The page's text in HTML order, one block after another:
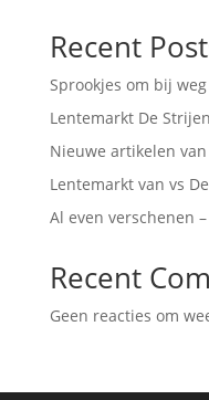
Recent
Sprookjes om bij
Lentemarkt De
Nieuwe artikelen
Lentemarkt van vs
Al even verschenen
Recent
Geen reacties om